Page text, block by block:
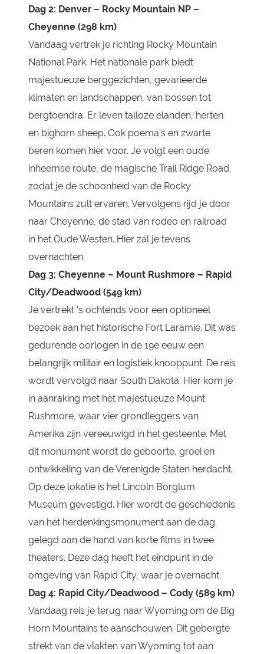
Dag 2: Denver – Rocky Mountain NP –
Cheyenne (298 km)
Vandaag vertrek je richting Rocky Mountain
National Park. Het nationale park biedt
majestueuze berggezichten, gevarieerde
klimaten en landschappen, van bossen tot
bergtoendra. Er leven talloze elanden, herten
en bighorn sheep. Ook poema’s en zwarte
beren komen hier voor. Je volgt een oude
inheemse route, de magische Trail Ridge Road,
zodat je de schoonheid van de Rocky
Mountains zult ervaren. Vervolgens rijd je door
naar Cheyenne, de stad van rodeo en railroad
in het Oude Westen. Hier zal je tevens
overnachten.
Dag 3: Cheyenne – Mount Rushmore – Rapid
City/Deadwood (549 km)
Je vertrekt ‘s ochtends voor een optioneel
bezoek aan het historische Fort Laramie. Dit was
gedurende oorlogen in de 19e eeuw een
belangrijk militair en logistiek knooppunt. De reis
wordt vervolgd naar South Dakota. Hier kom je
in aanraking met het majestueuze Mount
Rushmore, waar vier grondleggers van
Amerika zijn vereeuwigd in het gesteente. Met
dit monument wordt de geboorte, groei en
ontwikkeling van de Verenigde Staten herdacht.
Op deze lokatie is het Lincoln Borglum
Museum gevestigd. Hier wordt de geschiedenis
van het herdenkingsmonument aan de dag
gelegd aan de hand van korte films in twee
theaters. Deze dag heeft het eindpunt in de
omgeving van Rapid City, waar je overnacht.
Dag 4: Rapid City/Deadwood – Cody (589 km)
Vandaag reis je terug naar Wyoming om de Big
Horn Mountains te aanschouwen. Dit gebergte
strekt van de vlakten van Wyoming tot aan